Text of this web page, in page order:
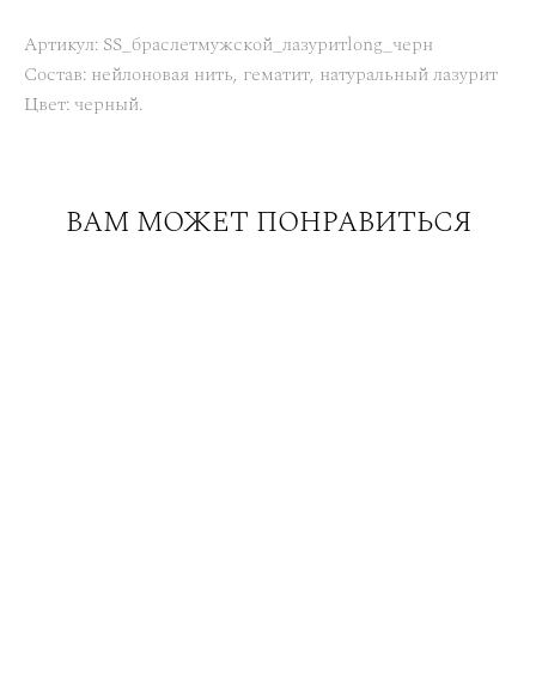
Артикул: SS_браслетмужской_лазуритlong_черн
Состав: нейлоновая нить, гематит, натуральный лазурит
Цвет: черный.
ВАМ МОЖЕТ ПОНРАВИТЬСЯ